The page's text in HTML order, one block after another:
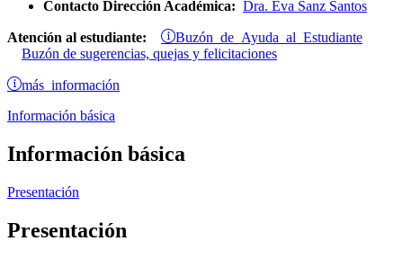
Contacto Dirección Académica: Dra. Eva Sanz Santos
Atención al estudiante: Buzón de Ayuda al Estudiante
Buzón de sugerencias, quejas y felicitaciones
más información
Información básica
Información básica
Presentación
Presentación